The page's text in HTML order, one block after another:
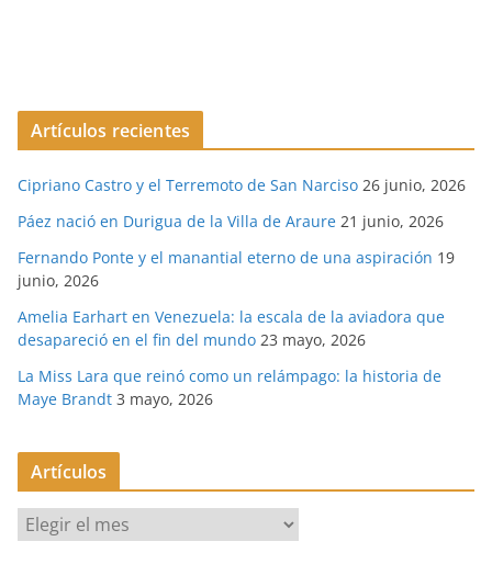
Artículos recientes
Cipriano Castro y el Terremoto de San Narciso 26 junio, 2026
Páez nació en Durigua de la Villa de Araure 21 junio, 2026
Fernando Ponte y el manantial eterno de una aspiración 19
junio, 2026
Amelia Earhart en Venezuela: la escala de la aviadora que
desapareció en el fin del mundo 23 mayo, 2026
La Miss Lara que reinó como un relámpago: la historia de
Maye Brandt 3 mayo, 2026
Artículos